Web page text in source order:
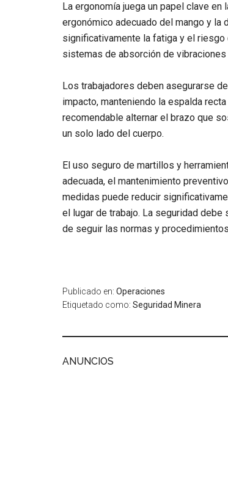
La ergonomía juega un papel clave
ergonómico adecuado del mango y la
significativamente la fatiga y el
sistemas de absorción de
Los trabajadores deben asegurarse
impacto, manteniendo la espalda
recomendable alternar el brazo que
un solo lado del cuerpo.
El uso seguro de martillos y
adecuada, el mantenimiento
medidas puede reducir
el lugar de trabajo. La seguridad
de seguir las normas y
Publicado en: Operaciones
Etiquetado como: Seguridad Minera
ANUNCIOS